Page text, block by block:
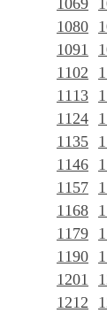
1069
1080
1091
1102
1113
1124
1135
1146
1157
1168
1179
1190
1201
1212